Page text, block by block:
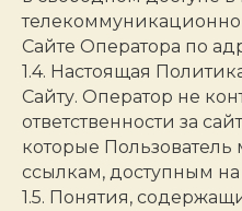
Сайте Оператора по
1.4. Настоящая
Сайту. Оператор не
ответственности за
которые
ссылкам, доступным на
1.5. Понятия,